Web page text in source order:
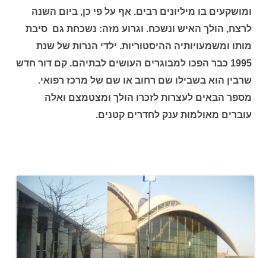
ומושקעים בו מיליונים רבים. אף על פי כן, ביום השנה
לרצח, הולך האיש ונשכח. וגרוע מזה: נשכחת גם סיבת
מותו ומשמעויותיה ההיסטוריות. ילדי הנרות של שנת
1995 כבר הפכו למבוגרים העושים לבתיהם. קם דור חדש
שרבין הוא בשבילו שם רחוב או שם של מרכז רפואי.
מספר הבאים לעצרות לזכרו הולך ומצטמצם ואלה
עוברים מאולמות ענק לחדרים קטנים.